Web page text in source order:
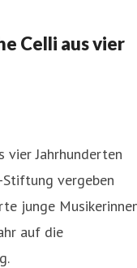
Celli aus vier
vier Jahrhunderten
vergeben
junge
auf die